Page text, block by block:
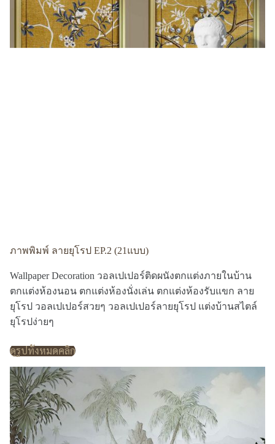
ภาพพิมพ์ ลายยุโรป EP.2 (21แบบ)
Wallpaper Decoration วอลเปเปอร์ติดผนังตกแต่งภายในบ้าน
ตกแต่งห้องนอน ตกแต่งห้องนั่งเล่น ตกแต่งห้องรับแขก ลาย
ยุโรป วอลเปเปอร์สวยๆ วอลเปเปอร์ลายยุโรป แต่งบ้านสไตล์
ยุโรปง่ายๆ
ดูรูปทั้งหมดคลิก